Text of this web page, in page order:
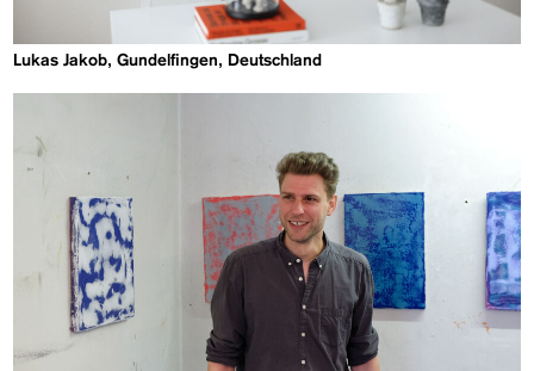
Lukas Jakob, Gundelfingen, Deutschland